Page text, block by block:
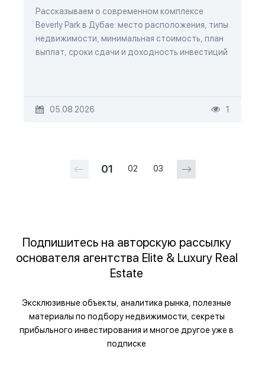
Рассказываем о современном комплексе
Beverly Park в Дубае: место расположения, типы
недвижимости, минимальная стоимость, план
выплат, сроки сдачи и доходность инвестиций
05.08.2026 1
01 02 03
Подпишитесь на авторскую рассылку
основателя агентства Elite & Luxury Real
Estate
Эксклюзивные объекты, аналитика рынка, полезные
материалы по подбору недвижимости, секреты
прибыльного инвестирования и многое другое уже в
подписке